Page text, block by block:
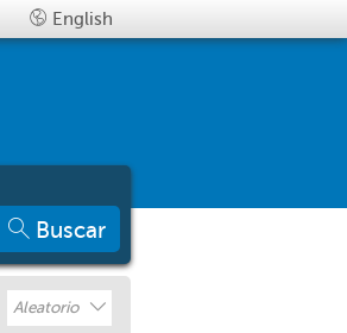
English
Buscar
Aleatorio